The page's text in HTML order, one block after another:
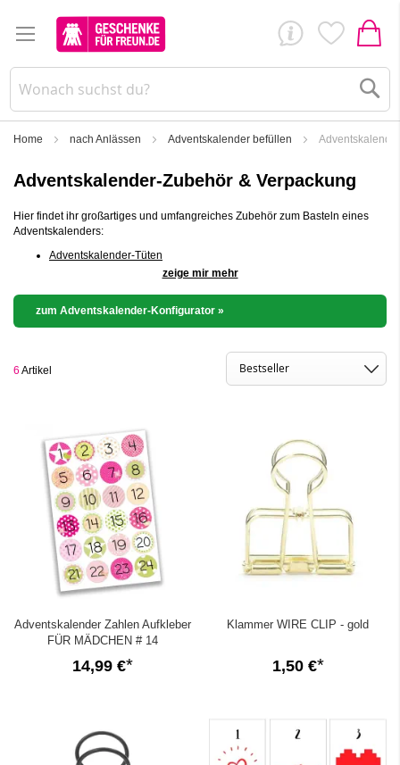
Home nach Anlässen Adventskalender befüllen
Adventskalender-Zubehör & Verpackung
Hier findet ihr großartiges und umfangreiches Zubehör zum Basteln eines
Adventskalenders:
Adventskalender-Tüten
Adventskalender-Zahlen, Sticker & Anhänger
Adventskalender-Säckchen & Beutel
kleinen Adventskalenderfüllungen vor allem auch eine zündende Idee zur
Verpackung der kleinen Adventskalendergeschenke. Darüber hinaus geht es
nicht ohne Adventskalenderzahlen. Hier kann man sich zwischen
zeige mir mehr
zum Adventskalender-Konfigurator »
6 Artikel
Adventskalender Zahlen Aufkleber
FÜR MÄDCHEN # 14
14,99 €
Klammer WIRE CLIP - gold
1,50 €